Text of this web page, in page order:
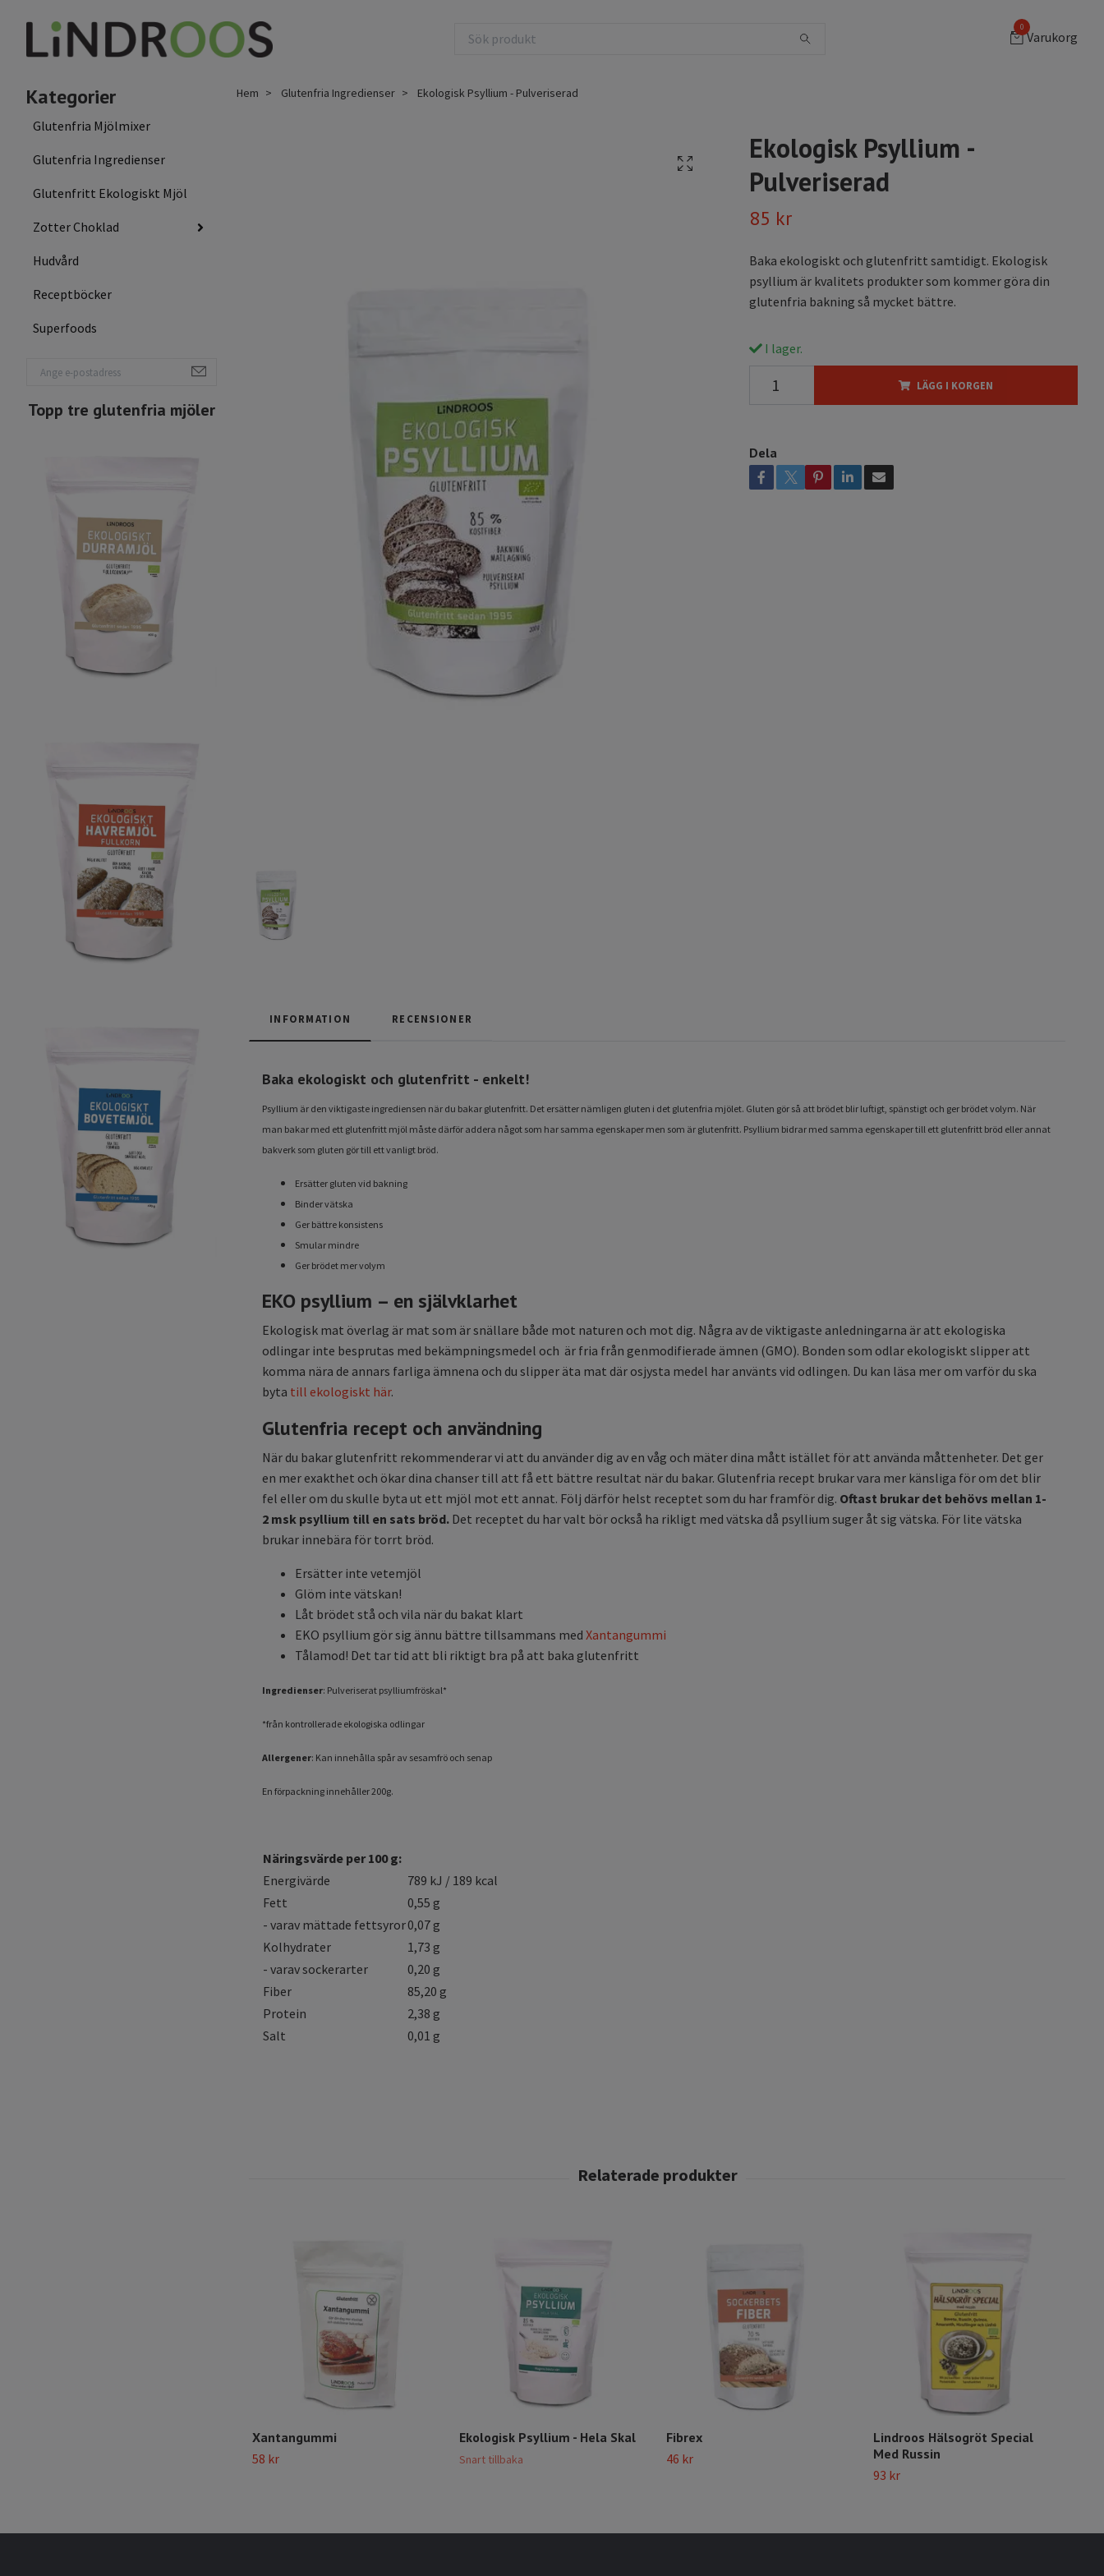
0
Varukorg
Kategorier
Glutenfria Mjölmixer
Glutenfria Ingredienser
Glutenfritt Ekologiskt Mjöl
Zotter Choklad
Hudvård
Receptböcker
Superfoods
Topp tre glutenfria mjöler
Hem Glutenfria Ingredienser Ekologisk Psyllium - Pulveriserad
Ekologisk Psyllium -
Pulveriserad
85 kr
Baka ekologiskt och glutenfritt samtidigt. Ekologisk
psyllium är kvalitets produkter som kommer göra din
glutenfria bakning så mycket bättre.
I lager.
LÄGG I KORGEN
Dela
INFORMATION RECENSIONER
Baka ekologiskt och glutenfritt - enkelt!
Psyllium är den viktigaste ingrediensen när du bakar glutenfritt. Det ersätter nämligen gluten i det glutenfria mjölet. Gluten gör så att brödet blir luftigt, spänstigt och ger brödet volym. När
man bakar med ett glutenfritt mjöl måste därför addera något som har samma egenskaper men som är glutenfritt. Psyllium bidrar med samma egenskaper till ett glutenfritt bröd eller annat
bakverk som gluten gör till ett vanligt bröd.
Ersätter gluten vid bakning
Binder vätska
Ger bättre konsistens
Smular mindre
Ger brödet mer volym
EKO psyllium – en självklarhet
Ekologisk mat överlag är mat som är snällare både mot naturen och mot dig. Några av de viktigaste anledningarna är att ekologiska
odlingar inte besprutas med bekämpningsmedel och är fria från genmodifierade ämnen (GMO). Bonden som odlar ekologiskt slipper att
komma nära de annars farliga ämnena och du slipper äta mat där osjysta medel har använts vid odlingen. Du kan läsa mer om varför du ska
byta till ekologiskt här.
Glutenfria recept och användning
När du bakar glutenfritt rekommenderar vi att du använder dig av en våg och mäter dina mått istället för att använda måttenheter. Det ger
en mer exakthet och ökar dina chanser till att få ett bättre resultat när du bakar. Glutenfria recept brukar vara mer känsliga för om det blir
fel eller om du skulle byta ut ett mjöl mot ett annat. Följ därför helst receptet som du har framför dig. Oftast brukar det behövs mellan 1-
2 msk psyllium till en sats bröd. Det receptet du har valt bör också ha rikligt med vätska då psyllium suger åt sig vätska. För lite vätska
brukar innebära för torrt bröd.
Ersätter inte vetemjöl
Glöm inte vätskan!
Låt brödet stå och vila när du bakat klart
EKO psyllium gör sig ännu bättre tillsammans med Xantangummi
Tålamod! Det tar tid att bli riktigt bra på att baka glutenfritt
Ingredienser: Pulveriserat psylliumfröskal*
*från kontrollerade ekologiska odlingar
Allergener: Kan innehålla spår av sesamfrö och senap
En förpackning innehåller 200g.
Näringsvärde per 100 g:
Energivärde
789 kJ / 189 kcal
Fett
0,55 g
- varav mättade fettsyror0,07 g
Kolhydrater
1,73 g
- varav sockerarter
0,20 g
Fiber
85,20 g
Protein
2,38 g
Salt
0,01 g
Xantangummi
58 kr
Ekologisk Psyllium - Hela Skal
Snart tillbaka
Fibrex
46 kr
Lindroos Hälsogröt Special
Med Russin
93 kr